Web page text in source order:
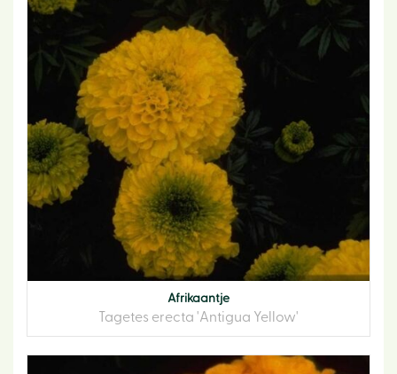
Afrikaantje
Tagetes erecta 'Antigua Yellow'